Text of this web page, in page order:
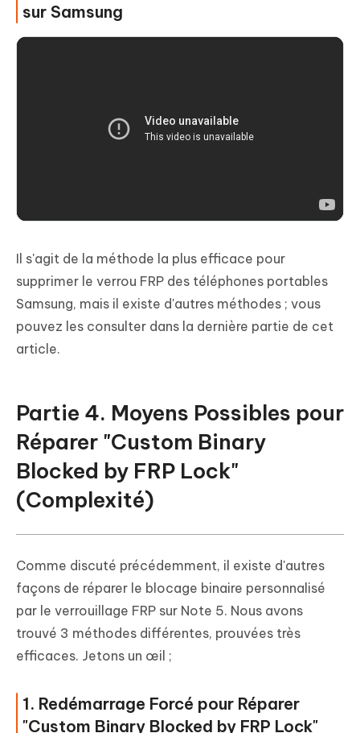
sur Samsung
Il s'agit de la méthode la plus efficace pour
supprimer le verrou FRP des téléphones portables
Samsung, mais il existe d'autres méthodes ; vous
pouvez les consulter dans la dernière partie de cet
article.
Partie 4. Moyens Possibles pour
Réparer "Custom Binary
Blocked by FRP Lock"
(Complexité)
Comme discuté précédemment, il existe d'autres
façons de réparer le blocage binaire personnalisé
par le verrouillage FRP sur Note 5. Nous avons
trouvé 3 méthodes différentes, prouvées très
efficaces. Jetons un œil ;
1. Redémarrage Forcé pour Réparer
"Custom Binary Blocked by FRP Lock"